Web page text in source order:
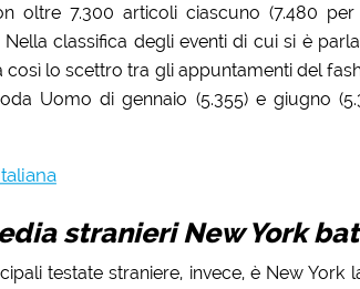
oltre 7.300 articoli ciascuno (7.480
Nella classifica degli eventi di cui si è
così lo scettro tra gli appuntamenti del
Uomo di gennaio (5.355) e giugno
stranieri New York
testate straniere, invece, è New